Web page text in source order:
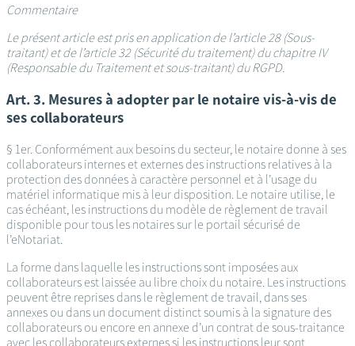
Commentaire
Le présent article est pris en application de l’article 28 (Sous-
traitant) et de l’article 32 (Sécurité du traitement) du chapitre IV
(Responsable du Traitement et sous-traitant) du RGPD.
Art. 3. Mesures à adopter par le notaire vis-à-vis de
ses collaborateurs
§ 1er. Conformément aux besoins du secteur, le notaire donne à ses
collaborateurs internes et externes des instructions relatives à la
protection des données à caractère personnel et à l’usage du
matériel informatique mis à leur disposition. Le notaire utilise, le
cas échéant, les instructions du modèle de règlement de travail
disponible pour tous les notaires sur le portail sécurisé de
l’eNotariat.
La forme dans laquelle les instructions sont imposées aux
collaborateurs est laissée au libre choix du notaire. Les instructions
peuvent être reprises dans le règlement de travail, dans ses
annexes ou dans un document distinct soumis à la signature des
collaborateurs ou encore en annexe d’un contrat de sous-traitance
avec les collaborateurs externes si les instructions leur sont